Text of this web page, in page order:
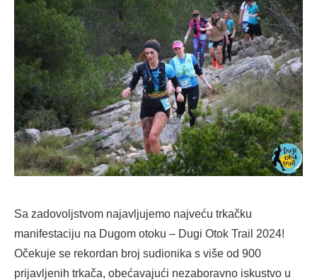
Sa zadovoljstvom najavljujemo najveću trkačku
manifestaciju na Dugom otoku – Dugi Otok Trail 2024!
Očekuje se rekordan broj sudionika s više od 900
prijavljenih trkača, obećavajući nezaboravno iskustvo u